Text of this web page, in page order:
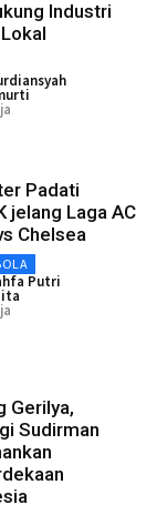
Industri
Padati
jelang Laga AC
Chelsea
Putri
Gerilya,
Sudirman